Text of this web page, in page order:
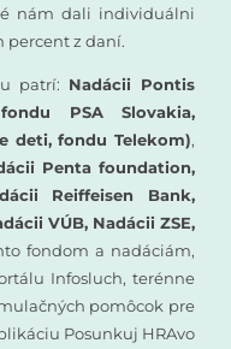
nám dali individuálni
percent z daní.
patrí: Nadácii Pontis
PSA Slovakia,
deti, fondu Telekom),
Penta foundation,
Reiffeisen Bank,
VÚB, Nadácii ZSE,
fondom a nadáciám,
Infosluch, terénne
pomôcok pre
Posunkuj HRAvo